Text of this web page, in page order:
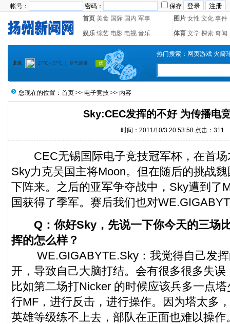
帐号： 密码：
保存
首页 美食 国际 国内 军事 图片 女性 文化 事件
娱乐 综艺 电影 电视 音乐 体育 文学 探索 奇闻
热门搜索： 网页游戏 火箭
您现在的位置： 首页 >> 电子竞技 >> 内容
Sky:CEC发挥的不好 为传播电
时间：2011/10/3 20:53:58 点击： 311
CEC无锡国际电子竞技冠军杯，在首
Sky力克吴国主将Moon。但在随后的挑战
下阵来。之后的亚军争夺战中，Sky遭到了
国获得了季军。赛后我们也对
Q：你好Sky，先说一下你今天的三场
挥的怎么样？
WE.GIGABYTE.Sky：我觉得自己发挥
开，导致自己大脑打结。会有很多很多失
比如第二场打Nicker 的时候应该兵多一点
行MF，进行反击，进行操作。因为塔太多
英雄等级练不上去，部队在正面也难以操